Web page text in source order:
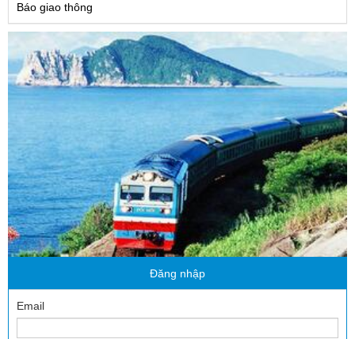
Báo giao thông
Đăng nhập
Email